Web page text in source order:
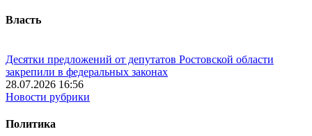
Власть
Десятки предложений от депутатов Ростовской области
закрепили в федеральных законах
28.07.2026 16:56
Новости рубрики
Политика